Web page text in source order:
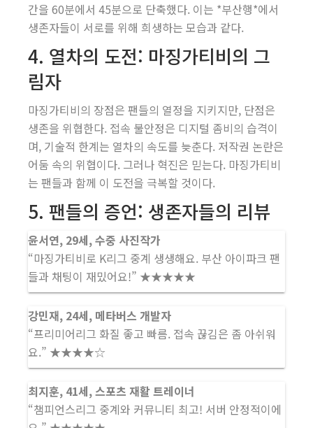
간을 60분에서 45분으로 단축했다. 이는 *부산행*에서
생존자들이 서로를 위해 희생하는 모습과 같다.
4. 열차의 도전: 마징가티비의 그
림자
마징가티비의 장점은 팬들의 열정을 지키지만, 단점은
생존을 위협한다. 접속 불안정은 디지털 좀비의 습격이
며, 기술적 한계는 열차의 속도를 늦춘다. 저작권 논란은
어둠 속의 위협이다. 그러나 혁진은 믿는다. 마징가티비
는 팬들과 함께 이 도전을 극복할 것이다.
5. 팬들의 증언: 생존자들의 리뷰
윤서연, 29세, 수중 사진작가
“마징가티비로 K리그 중계 생생해요. 부산 아이파크 팬
들과 채팅이 재밌어요!” ★★★★★
강민재, 24세, 메타버스 개발자
“프리미어리그 화질 좋고 빠름. 접속 끊김은 좀 아쉬워
요.” ★★★★☆
최지훈, 41세, 스포츠 재활 트레이너
“챔피언스리그 중계와 커뮤니티 최고! 서버 안정적이에